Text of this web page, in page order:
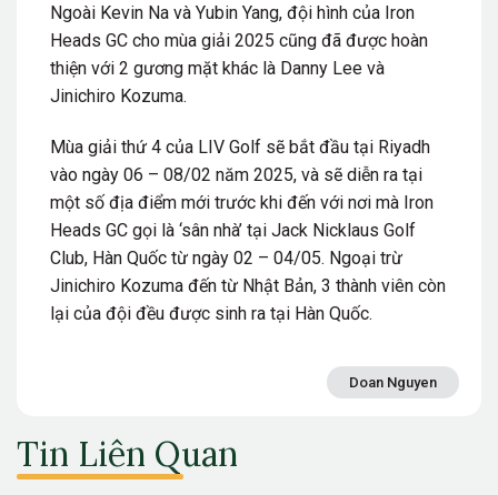
Ngoài Kevin Na và Yubin Yang, đội hình của Iron
Heads GC cho mùa giải 2025 cũng đã được hoàn
thiện với 2 gương mặt khác là Danny Lee và
Jinichiro Kozuma.
Mùa giải thứ 4 của LIV Golf sẽ bắt đầu tại Riyadh
vào ngày 06 – 08/02 năm 2025, và sẽ diễn ra tại
một số địa điểm mới trước khi đến với nơi mà Iron
Heads GC gọi là ‘sân nhà’ tại Jack Nicklaus Golf
Club, Hàn Quốc từ ngày 02 – 04/05. Ngoại trừ
Jinichiro Kozuma đến từ Nhật Bản, 3 thành viên còn
lại của đội đều được sinh ra tại Hàn Quốc.
Doan Nguyen
Tin Liên Quan